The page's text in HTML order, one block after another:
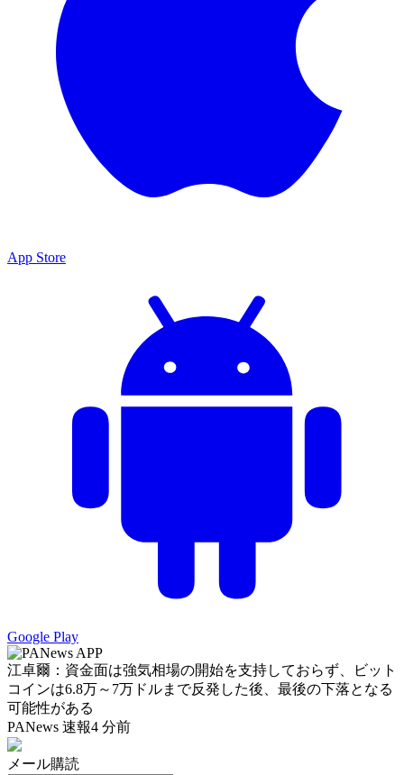
App Store
Google Play
江卓爾：資金面は強気相場の開始を支持しておらず、ビット
コインは6.8万～7万ドルまで反発した後、最後の下落となる
可能性がある
PANews 速報4 分前
メール購読